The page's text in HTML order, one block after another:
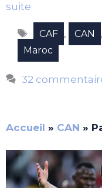
suite
Étiquettes
CAF , CAN ,
Maroc
32
Accueil » CAN »